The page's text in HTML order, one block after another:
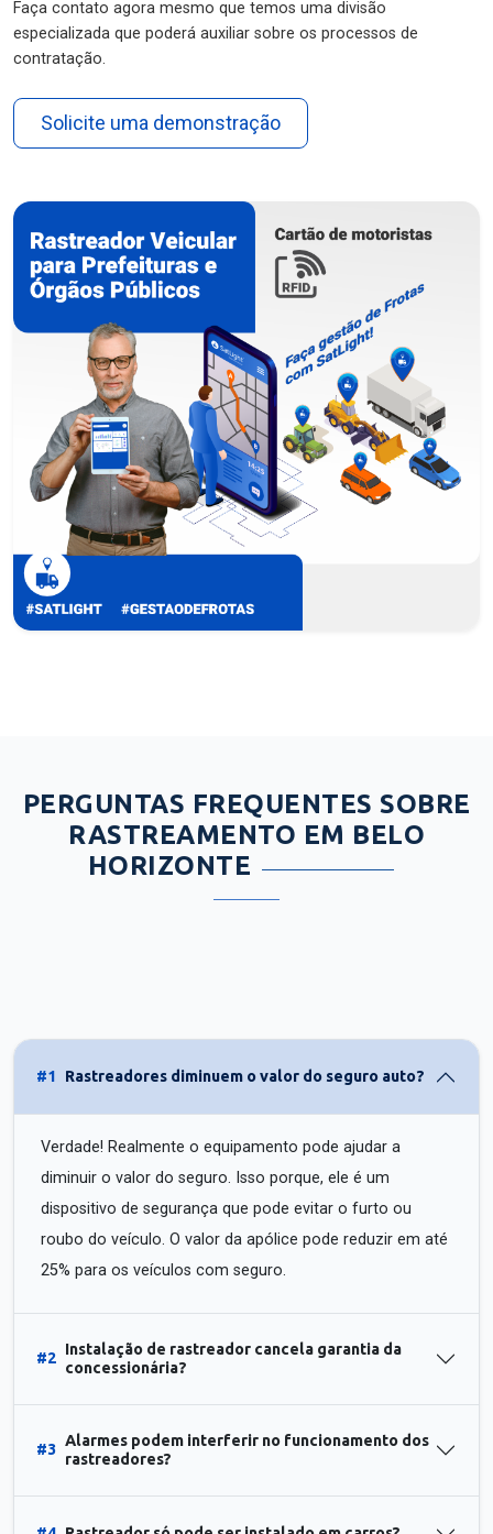
Faça contato agora mesmo que temos uma divisão
especializada que poderá auxiliar sobre os processos de
contratação.
Solicite uma demonstração
PERGUNTAS FREQUENTES SOBRE
RASTREAMENTO EM BELO
HORIZONTE
#1 Rastreadores diminuem o valor do seguro auto?
Verdade! Realmente o equipamento pode ajudar a
diminuir o valor do seguro. Isso porque, ele é um
dispositivo de segurança que pode evitar o furto ou
roubo do veículo. O valor da apólice pode reduzir em até
25% para os veículos com seguro.
#2
Instalação de rastreador cancela garantia da
concessionária?
#3
Alarmes podem interferir no funcionamento dos
rastreadores?